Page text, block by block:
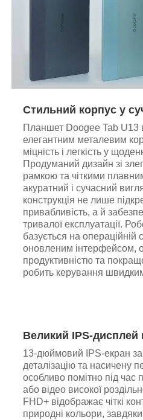
Стильний корпус у
Планшет Doogee Tab U13
елегантним металевим
міцність і легкість у
Продуманий дизайн зі
рамкою та чіткими
акуратний і сучасний
конструкція не лише
привабливість, а й
тривалої експлуатації.
базується на операційній
оновленим інтерфейсом,
продуктивністю та
робить керування
Великий IPS-дисплей
13-дюймовий IPS-екран
деталізацію та насичену
особливо помітно під час
або відео високої
FHD+ відображає чіткі
природні кольори,